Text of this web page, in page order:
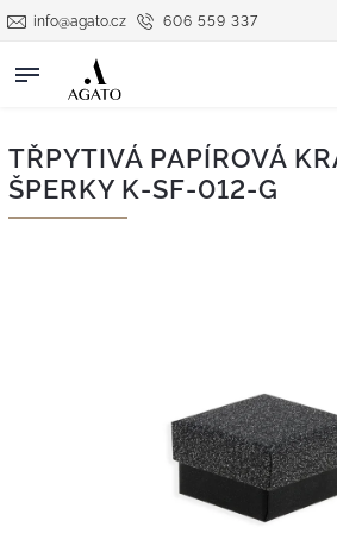
606 559 337
info@agato.cz
TŘPYTIVÁ PAPÍROVÁ
ŠPERKY K-SF-012-G